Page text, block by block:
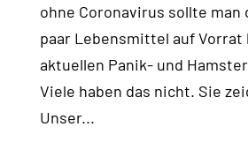
ohne Coronavirus sollte man
paar Lebensmittel auf Vorrat
aktuellen Panik- und
Viele haben das nicht. Sie
Unser...